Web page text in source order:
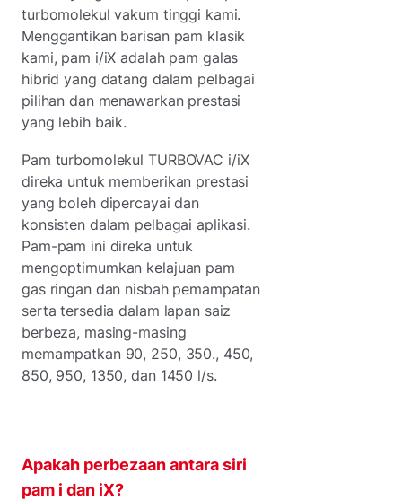
turbomolekul vakum tinggi kami.
Menggantikan barisan pam klasik
kami, pam i/iX adalah pam galas
hibrid yang datang dalam pelbagai
pilihan dan menawarkan prestasi
yang lebih baik.
Pam turbomolekul TURBOVAC i/iX
direka untuk memberikan prestasi
yang boleh dipercayai dan
konsisten dalam pelbagai aplikasi.
Pam-pam ini direka untuk
mengoptimumkan kelajuan pam
gas ringan dan nisbah pemampatan
serta tersedia dalam lapan saiz
berbeza, masing-masing
memampatkan 90, 250, 350., 450,
850, 950, 1350, dan 1450 l/s.
Apakah perbezaan antara siri
pam i dan iX?